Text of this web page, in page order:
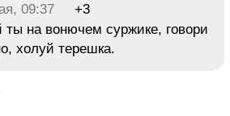
09:37
+3
ты на вонючем суржике, говори
холуй терешка.